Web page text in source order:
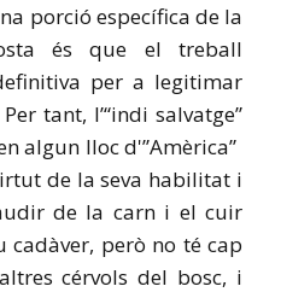
porció específica de la
és que el treball
per a legitimar
tant, l’“indi salvatge”
algun lloc d'”Amèrica”
de la seva habilitat i
de la carn i el cuir
però no té cap
cérvols del bosc, i